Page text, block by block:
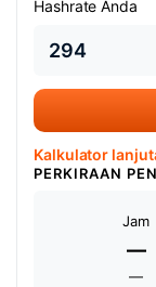
Hashrate Anda
Kalkulator
PERKIRAAN
Jam
—
—